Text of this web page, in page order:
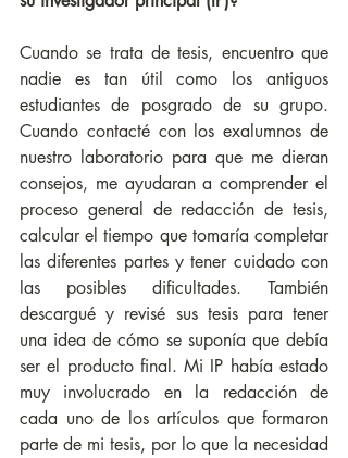
Cuando se trata de tesis, encuentro que
nadie es tan útil como los antiguos
estudiantes de posgrado de su grupo.
Cuando contacté con los exalumnos de
nuestro laboratorio para que me dieran
consejos, me ayudaran a comprender el
proceso general de redacción de tesis,
calcular el tiempo que tomaría completar
las diferentes partes y tener cuidado con
las posibles dificultades. También
descargué y revisé sus tesis para tener
una idea de cómo se suponía que debía
ser el producto final. Mi IP había estado
muy involucrado en la redacción de
cada uno de los artículos que formaron
parte de mi tesis, por lo que la necesidad